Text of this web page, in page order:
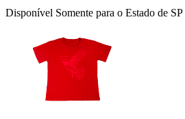
Disponível Somente para o Estado de SP